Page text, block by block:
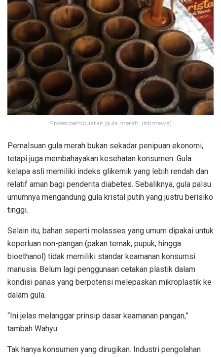
Proses pembuatan gula merah. (istimewa)
Pemalsuan gula merah bukan sekadar penipuan ekonomi,
tetapi juga membahayakan kesehatan konsumen. Gula
kelapa asli memiliki indeks glikemik yang lebih rendah dan
relatif aman bagi penderita diabetes. Sebaliknya, gula palsu
umumnya mengandung gula kristal putih yang justru berisiko
tinggi.
Selain itu, bahan seperti molasses yang umum dipakai untuk
keperluan non-pangan (pakan ternak, pupuk, hingga
bioethanol) tidak memiliki standar keamanan konsumsi
manusia. Belum lagi penggunaan cetakan plastik dalam
kondisi panas yang berpotensi melepaskan mikroplastik ke
dalam gula.
“Ini jelas melanggar prinsip dasar keamanan pangan,”
tambah Wahyu.
Tak hanya konsumen yang dirugikan. Industri pengolahan